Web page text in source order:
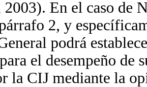
En el caso de
2, y
podrá
el desempeño
la CIJ mediante la